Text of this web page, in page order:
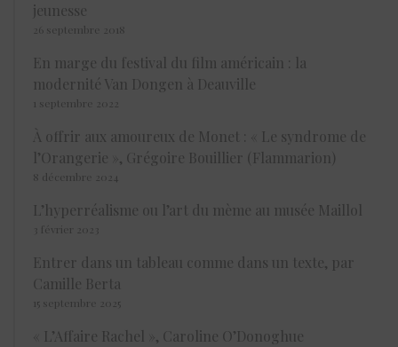
jeunesse
26 septembre 2018
En marge du festival du film américain : la
modernité Van Dongen à Deauville
1 septembre 2022
À offrir aux amoureux de Monet : « Le syndrome de
l’Orangerie », Grégoire Bouillier (Flammarion)
8 décembre 2024
L’hyperréalisme ou l’art du mème au musée Maillol
3 février 2023
Entrer dans un tableau comme dans un texte, par
Camille Berta
15 septembre 2025
« L’Affaire Rachel », Caroline O’Donoghue